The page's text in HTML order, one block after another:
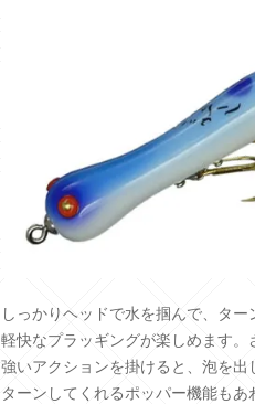
しっかりヘッドで水を掴んで、ター
軽快なプラッギングが楽しめます
強いアクションを掛けると、泡を
ターンしてくれるポッパー機能も